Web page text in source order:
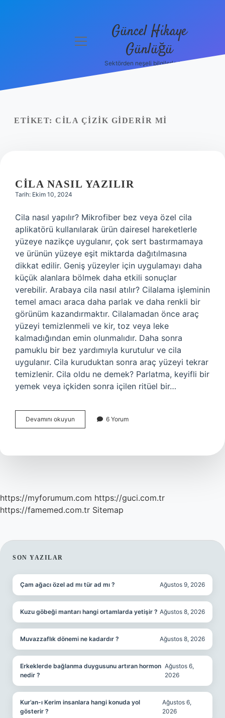
menüyü
Güncel Hikaye
Günlüğü
Sektörden neşeli bilgilerle tanış!
ETIKET: CILA ÇIZIK GIDERIR MI
CILA NASIL YAZILIR
Tarih: Ekim 10, 2024
Cila nasıl yapılır? Mikrofiber bez veya özel cila
aplikatörü kullanılarak ürün dairesel hareketlerle
yüzeye nazikçe uygulanır, çok sert bastırmamaya
ve ürünün yüzeye eşit miktarda dağıtılmasına
dikkat edilir. Geniş yüzeyler için uygulamayı daha
küçük alanlara bölmek daha etkili sonuçlar
verebilir. Arabaya cila nasıl atılır? Cilalama işleminin
temel amacı araca daha parlak ve daha renkli bir
görünüm kazandırmaktır. Cilalamadan önce araç
yüzeyi temizlenmeli ve kir, toz veya leke
kalmadığından emin olunmalıdır. Daha sonra
pamuklu bir bez yardımıyla kurutulur ve cila
uygulanır. Cila kuruduktan sonra araç yüzeyi tekrar
temizlenir. Cila oldu ne demek? Parlatma, keyifli bir
yemek veya içkiden sonra içilen ritüel bir…
Devamını okuyun
Nasıl
6 Yorum
https://myforumum.com https://guci.com.tr
https://famemed.com.tr Sitemap
SIDEBAR
SON YAZILAR
Çam ağacı özel ad mı tür ad mı ? Ağustos 9, 2026
Kuzu göbeği mantarı hangi ortamlarda yetişir ? Ağustos 8, 2026
Muvazzaflık dönemi ne kadardır ? Ağustos 8, 2026
Erkeklerde bağlanma duygusunu artıran hormon
nedir ?
Ağustos 6,
2026
Kur’an-ı Kerim insanlara hangi konuda yol
gösterir ?
Ağustos 6,
2026